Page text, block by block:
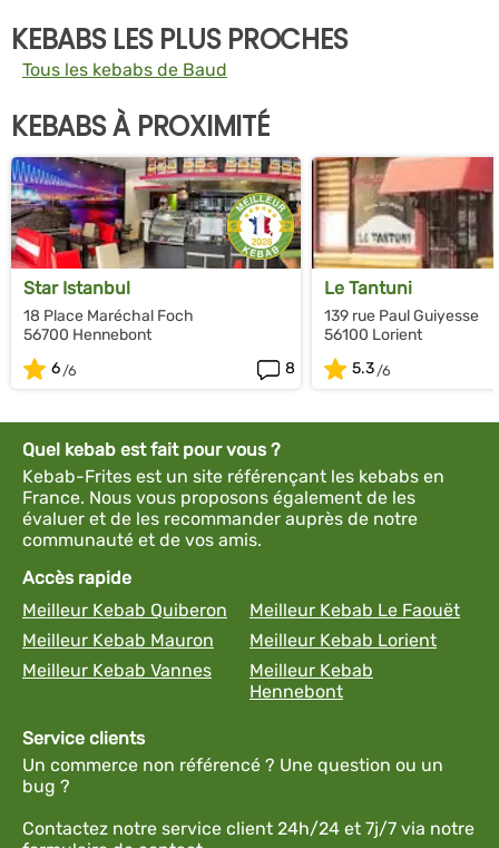
KEBABS LES PLUS PROCHES
Tous les kebabs de Baud
KEBABS À PROXIMITÉ
Star Istanbul
18 Place Maréchal Foch
56700 Hennebont
6
8
Le Tantuni
139 rue Paul Guiyesse
56100 Lorient
5.3
Quel kebab est fait pour vous ?
Kebab-Frites est un site référençant les kebabs en
France. Nous vous proposons également de les
évaluer et de les recommander auprès de notre
communauté et de vos amis.
Accès rapide
Meilleur Kebab Quiberon
Meilleur Kebab Le Faouët
Meilleur Kebab Mauron
Meilleur Kebab Lorient
Meilleur Kebab Vannes
Meilleur Kebab
Hennebont
Service clients
Un commerce non référencé ? Une question ou un
bug ?
Contactez notre service client 24h/24 et 7j/7 via notre